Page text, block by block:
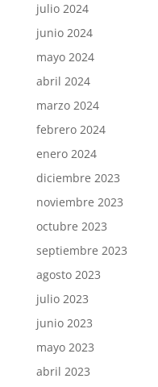
julio 2024
junio 2024
mayo 2024
abril 2024
marzo 2024
febrero 2024
enero 2024
diciembre 2023
noviembre 2023
octubre 2023
septiembre 2023
agosto 2023
julio 2023
junio 2023
mayo 2023
abril 2023